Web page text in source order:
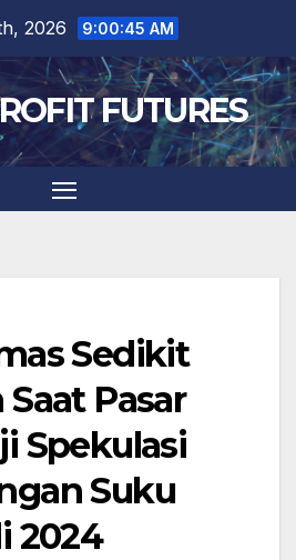
2026 9:00:46 AM
FUTURES
Sedikit
Pasar
Spekulasi
Suku
2024